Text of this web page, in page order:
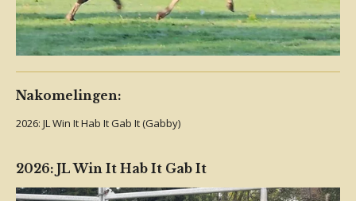
Nakomelingen:
2026: JL Win It Hab It Gab It (Gabby)
2026: JL Win It Hab It Gab It